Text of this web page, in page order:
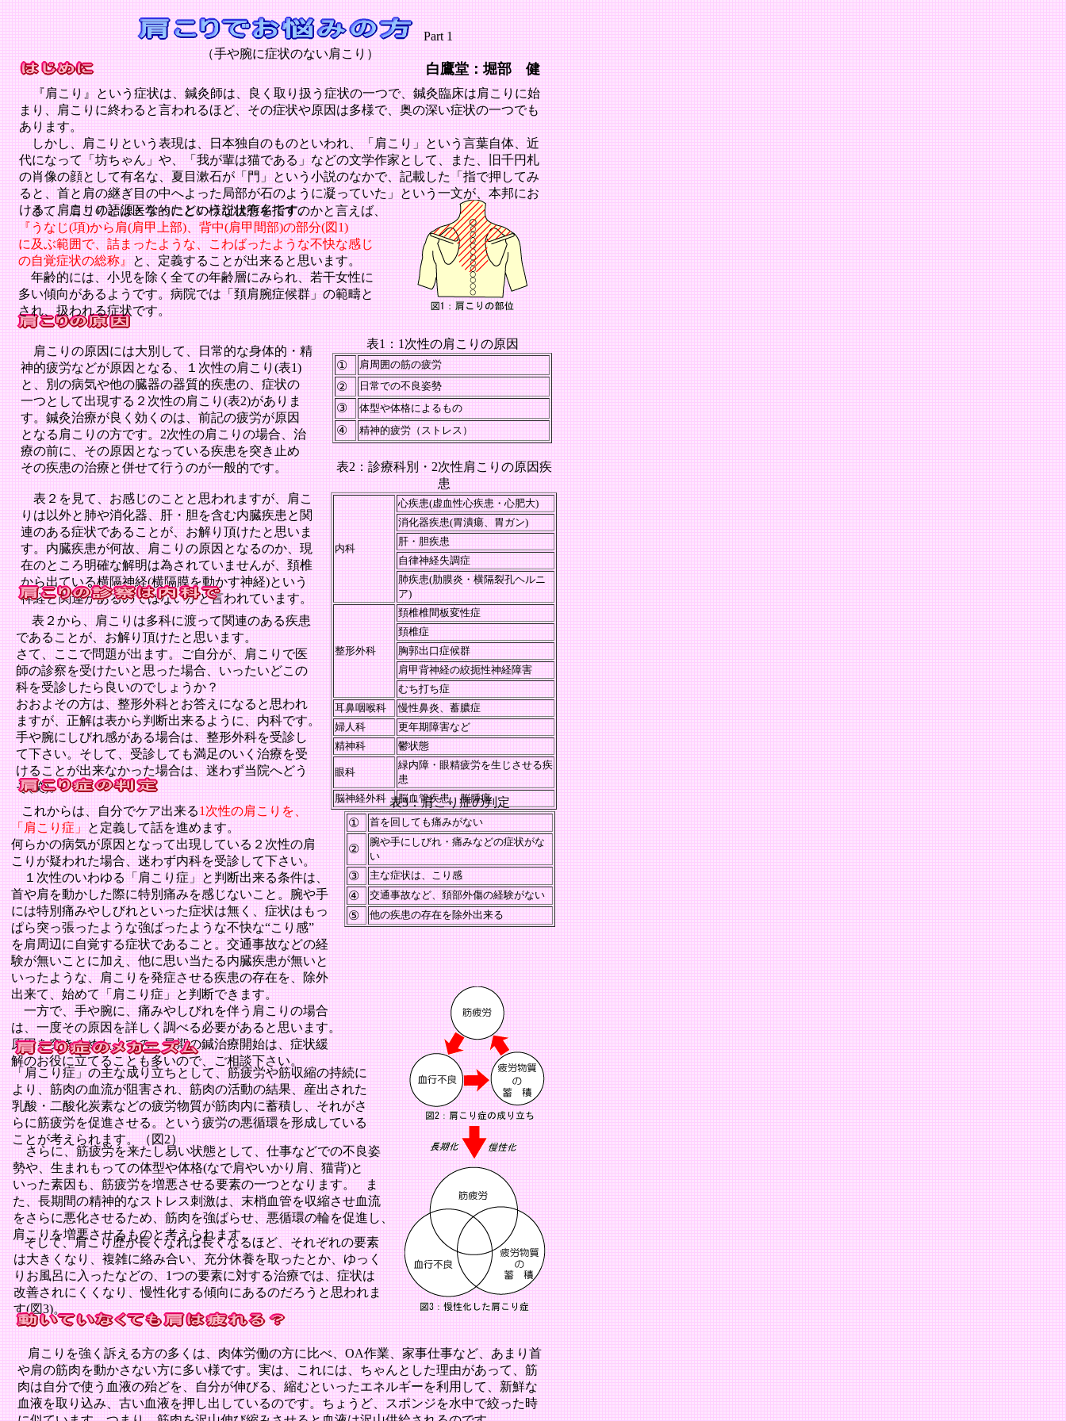
（手や腕に症状のない肩こり）
『肩こり』という症状は、鍼灸師は、良く取り扱う症状の一つで、鍼灸臨床は肩こりに始
まり、肩こりに終わると言われるほど、その症状や原因は多様で、奥の深い症状の一つでも
あります。
しかし、肩こりという表現は、日本独自のものといわれ、「肩こり」という言葉自体、近
代になって「坊ちゃん」や、「我が輩は猫である」などの文学作家として、また、旧千円札
の肖像の顔として有名な、夏目漱石が「門」という小説のなかで、記載した「指で押してみ
ると、首と肩の継ぎ目の中へよった局部が石のように凝っていた」という一文が、本邦にお
ける、肩こりの語源となったという説は有名です。
白鷹堂：堀部 健
肩こりの原因には大別して、日常的な身体的・精
神的疲労などが原因となる、１次性の肩こり(表1)
と、別の病気や他の臓器の器質的疾患の、症状の
一つとして出現する２次性の肩こり(表2)がありま
す。鍼灸治療が良く効くのは、前記の疲労が原因
となる肩こりの方です。2次性の肩こりの場合、治
療の前に、その原因となっている疾患を突き止め
その疾患の治療と併せて行うのが一般的です。
表２を見て、お感じのことと思われますが、肩こ
りは以外と肺や消化器、肝・胆を含む内臓疾患と関
連のある症状であることが、お解り頂けたと思いま
す。内臓疾患が何故、肩こりの原因となるのか、現
在のところ明確な解明は為されていませんが、頚椎
から出ている横隔神経(横隔膜を動かす神経)という
神経と関連があるのではないかと言われています。
表1：1次性の肩こりの原因
①
肩周囲の筋の疲労
② 日常での不良姿勢
③ 体型や体格によるもの
④ 精神的疲労（ストレス）
表2：診療科別・2次性肩こりの原因疾
患
内科
心疾患(虚血性心疾患・心肥大)
消化器疾患(胃潰瘍、胃ガン)
肝・胆疾患
自律神経失調症
肺疾患(肋膜炎・横隔裂孔ヘルニ
ア)
整形外科
頚椎椎間板変性症
頚椎症
胸郭出口症候群
肩甲背神経の絞扼性神経障害
むち打ち症
耳鼻咽喉科
慢性鼻炎、蓄膿症
婦人科
更年期障害など
精神科
鬱状態
眼科
緑内障・眼精疲労を生じさせる疾
患
脳神経外科
脳血管疾患、脳腫瘍
さて、肩こりとは医学的にどの様な状態を指すのかと言えば、
『うなじ(項)から肩(肩甲上部)、背中(肩甲間部)の部分(図1)
に及ぶ範囲で、詰まったような、こわばったような不快な感じ
の自覚症状の総称』と、定義することが出来ると思います。
年齢的には、小児を除く全ての年齢層にみられ、若干女性に
多い傾向があるようです。病院では「頚肩腕症候群」の範疇と
され、扱われる症状です。
表２から、肩こりは多科に渡って関連のある疾患
であることが、お解り頂けたと思います。
さて、ここで問題が出ます。ご自分が、肩こりで医
師の診察を受けたいと思った場合、いったいどこの
科を受診したら良いのでしょうか？
おおよその方は、整形外科とお答えになると思われ
ますが、正解は表から判断出来るように、内科です。
手や腕にしびれ感がある場合は、整形外科を受診し
て下さい。そして、受診しても満足のいく治療を受
けることが出来なかった場合は、迷わず当院へどう
ぞ(笑)。
これからは、自分でケア出来る1次性の肩こりを、
「肩こり症」と定義して話を進めます。
何らかの病気が原因となって出現している２次性の肩
こりが疑われた場合、迷わず内科を受診して下さい。
１次性のいわゆる「肩こり症」と判断出来る条件は、
首や肩を動かした際に特別痛みを感じないこと。腕や手
には特別痛みやしびれといった症状は無く、症状はもっ
ぱら突っ張ったような強ばったような不快な“こり感”
を肩周辺に自覚する症状であること。交通事故などの経
験が無いことに加え、他に思い当たる内臓疾患が無いと
いったような、肩こりを発症させる疾患の存在を、除外
出来て、始めて「肩こり症」と判断できます。
一方で、手や腕に、痛みやしびれを伴う肩こりの場合
は、一度その原因を詳しく調べる必要があると思います。
原因を突き止めた上での、早期の鍼治療開始は、症状緩
解のお役に立てることも多いので、ご相談下さい。
表3：肩こり症の判定
①
首を回しても痛みがない
②
腕や手にしびれ・痛みなどの症状がな
い
③ 主な症状は、こり感
④ 交通事故など、頚部外傷の経験がない
⑤ 他の疾患の存在を除外出来る
「肩こり症」の主な成り立ちとして、筋疲労や筋収縮の持続に
より、筋肉の血流が阻害され、筋肉の活動の結果、産出された
乳酸・二酸化炭素などの疲労物質が筋肉内に蓄積し、それがさ
らに筋疲労を促進させる。という疲労の悪循環を形成している
ことが考えられます。（図2）
さらに、筋疲労を来たし易い状態として、仕事などでの不良姿
勢や、生まれもっての体型や体格(なで肩やいかり肩、猫背)と
いった素因も、筋疲労を増悪させる要素の一つとなります。
ま
た、長期間の精神的なストレス刺激は、末梢血管を収縮させ血流
をさらに悪化させるため、筋肉を強ばらせ、悪循環の輪を促進し、
肩こりを増悪させるものと考えられます。
そして、肩こり歴が長くなれば長くなるほど、それぞれの要素
は大きくなり、複雑に絡み合い、充分休養を取ったとか、ゆっく
りお風呂に入ったなどの、1つの要素に対する治療では、症状は
改善されにくくなり、慢性化する傾向にあるのだろうと思われま
す(図3)。
肩こりを強く訴える方の多くは、肉体労働の方に比べ、OA作業、家事仕事など、あまり首
や肩の筋肉を動かさない方に多い様です。実は、これには、ちゃんとした理由があって、筋
肉は自分で使う血液の殆どを、自分が伸びる、縮むといったエネルギーを利用して、新鮮な
血液を取り込み、古い血液を押し出しているのです。ちょうど、スポンジを水中で絞った時
Part 1